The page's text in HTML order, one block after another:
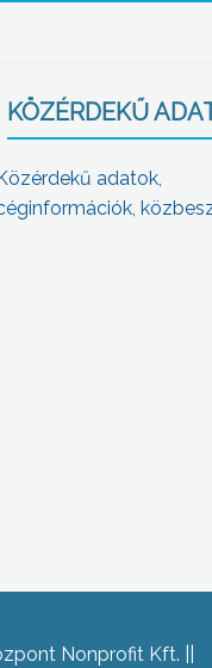
KÖZÉRDEKŰ
Közérdekű adatok,
Nonprofit Kft.